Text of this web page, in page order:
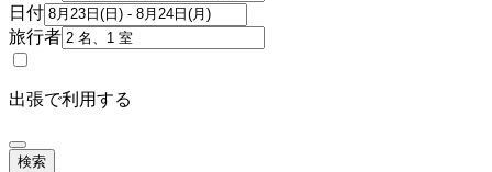
日付
旅行者
出張で利用する
検索